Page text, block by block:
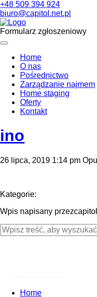
+48 509 394 924
biuro@capitol.net.pl
Formularz zgłoszeniowy
Home
O nas
Pośrednictwo
Zarządzanie najmem
Home staging
Oferty
Kontakt
ino
26 lipca, 2019 1:14 pm
Kategorie:
Wpis napisany przezcapitol
Home